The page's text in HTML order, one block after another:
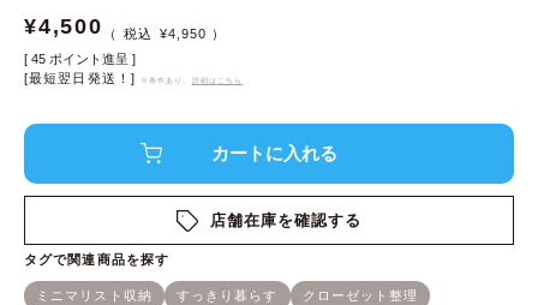
¥4,500 ¥4,950
[ 45 ポイント進呈 ]
[最短翌日発送！]
※条件あり、 詳細はこちら
店舗在庫を確認する